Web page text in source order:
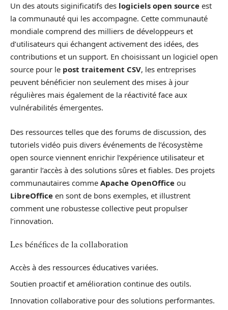
Un des atouts siginificatifs des logiciels open source est
la communauté qui les accompagne. Cette communauté
mondiale comprend des milliers de développeurs et
d’utilisateurs qui échangent activement des idées, des
contributions et un support. En choisissant un logiciel open
source pour le post traitement CSV, les entreprises
peuvent bénéficier non seulement des mises à jour
régulières mais également de la réactivité face aux
vulnérabilités émergentes.
Des ressources telles que des forums de discussion, des
tutoriels vidéo puis divers événements de l’écosystème
open source viennent enrichir l’expérience utilisateur et
garantir l’accès à des solutions sûres et fiables. Des projets
communautaires comme Apache OpenOffice ou
LibreOffice en sont de bons exemples, et illustrent
comment une robustesse collective peut propulser
l’innovation.
Les bénéfices de la collaboration
Accès à des ressources éducatives variées.
Soutien proactif et amélioration continue des outils.
Innovation collaborative pour des solutions performantes.